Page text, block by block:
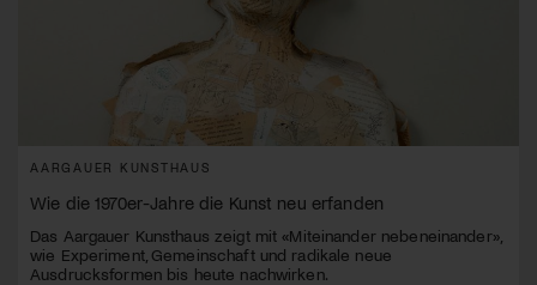
AARGAUER KUNSTHAUS
Wie die 1970er-Jahre die Kunst neu erfanden
Das Aargauer Kunsthaus zeigt mit «Miteinander nebeneinander»,
wie Experiment, Gemeinschaft und radikale neue
Ausdrucksformen bis heute nachwirken.